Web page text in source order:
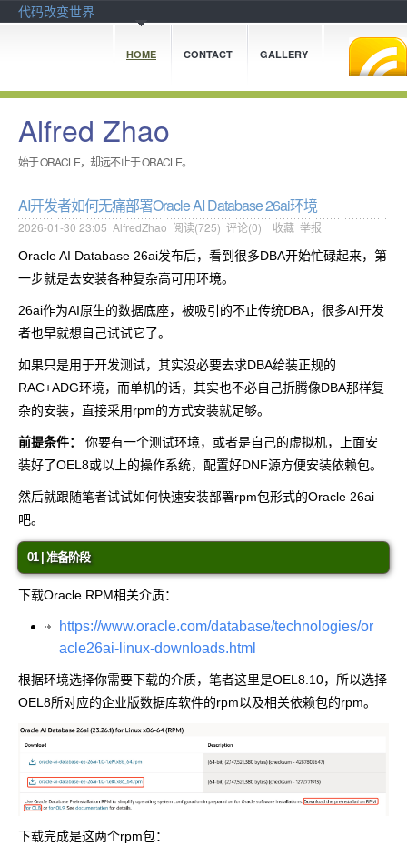
代码改变世界
HOME CONTACT GALLERY
Alfred Zhao
始于 ORACLE，却远不止于 ORACLE。
AI开发者如何无痛部署Oracle AI Database 26ai环境
2026-01-30 23:05 AlfredZhao 阅读(725) 评论(0) 收藏 举报
Oracle AI Database 26ai发布后，看到很多DBA开始忙碌起来，第
一步就是去安装各种复杂高可用环境。
26ai作为AI原生的数据底座，被吸引的不止传统DBA，很多AI开发
者也早就想自己试试它了。
如果只是用于开发测试，其实没必要去求DBA给装正规的
RAC+ADG环境，而单机的话，其实也不必自己折腾像DBA那样复
杂的安装，直接采用rpm的方式安装就足够。
前提条件：
你要有一个测试环境，或者是自己的虚拟机，上面安
装好了OEL8或以上的操作系统，配置好DNF源方便安装依赖包。
然后就跟随笔者试试如何快速安装部署rpm包形式的Oracle 26ai
吧。
01 | 准备阶段
下载Oracle RPM相关介质：
https://www.oracle.com/database/technologies/or
acle26ai-linux-downloads.html
根据环境选择你需要下载的介质，笔者这里是OEL8.10，所以选择
OEL8所对应的企业版数据库软件的rpm以及相关依赖包的rpm。
下载完成是这两个rpm包：